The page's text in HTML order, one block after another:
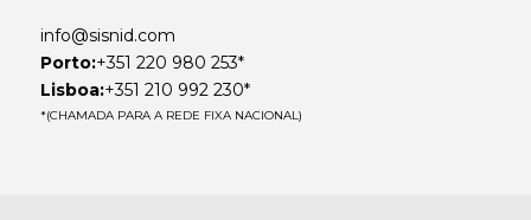
info@sisnid.com
Porto:+351 220 980 253*
Lisboa:+351 210 992 230*
*(CHAMADA PARA A REDE FIXA NACIONAL)